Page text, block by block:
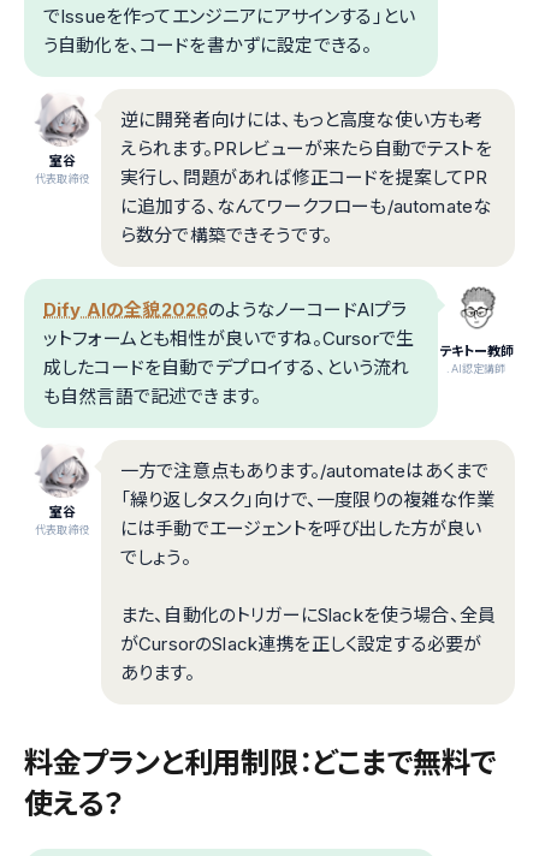
でIssueを作ってエンジニアにアサインする」とい
う自動化を、コードを書かずに設定できる。
室谷
代表取締役
逆に開発者向けには、もっと高度な使い方も考
えられます。PRレビューが来たら自動でテストを
実行し、問題があれば修正コードを提案してPR
に追加する、なんてワークフローも/automateな
ら数分で構築できそうです。
テキトー教師
.AI認定講師
Dify AIの全貌2026のようなノーコードAIプラ
ットフォームとも相性が良いですね。Cursorで生
成したコードを自動でデプロイする、という流れ
も自然言語で記述できます。
室谷
代表取締役
一方で注意点もあります。/automateはあくまで
「繰り返しタスク」向けで、一度限りの複雑な作業
には手動でエージェントを呼び出した方が良い
でしょう。
また、自動化のトリガーにSlackを使う場合、全員
がCursorのSlack連携を正しく設定する必要が
あります。
料金プランと利用制限：どこまで無料で
使える？